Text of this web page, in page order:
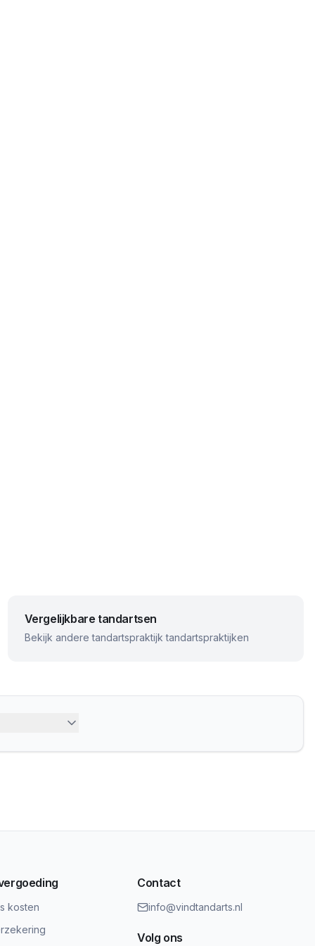
Vergelijkbare tandartsen
Bekijk anderetandartspraktijk tandartspraktijken
kosten
Contact
info@vindtandarts.nl
Volg ons